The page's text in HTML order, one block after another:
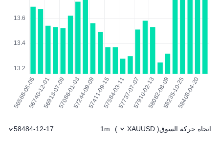
اتجاه حركة السوق(
XAUUSD
)
1m
58484-12-17